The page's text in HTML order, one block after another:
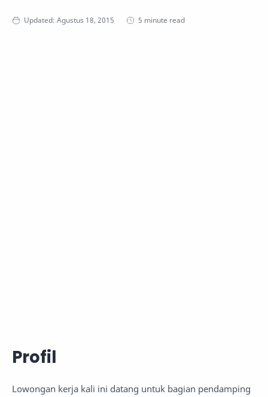
5 minute read
Profil
Lowongan kerja kali ini datang untuk bagian pendamping